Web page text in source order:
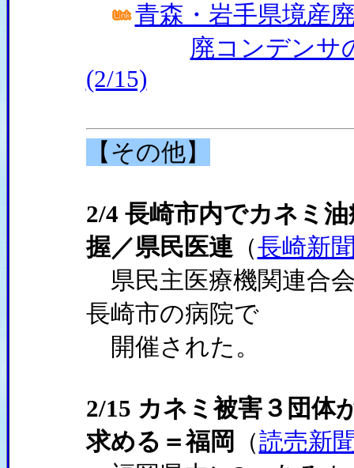
青森・岩手県境産
廃コンデンサ
(2/15)
【その他】
2/4 長崎市内でカネミ
握／県民医連（長崎新
県民主医療機関連合
長崎市の病院で
開催された。
2/15 カネミ被害３団
求める＝福岡
（読売新